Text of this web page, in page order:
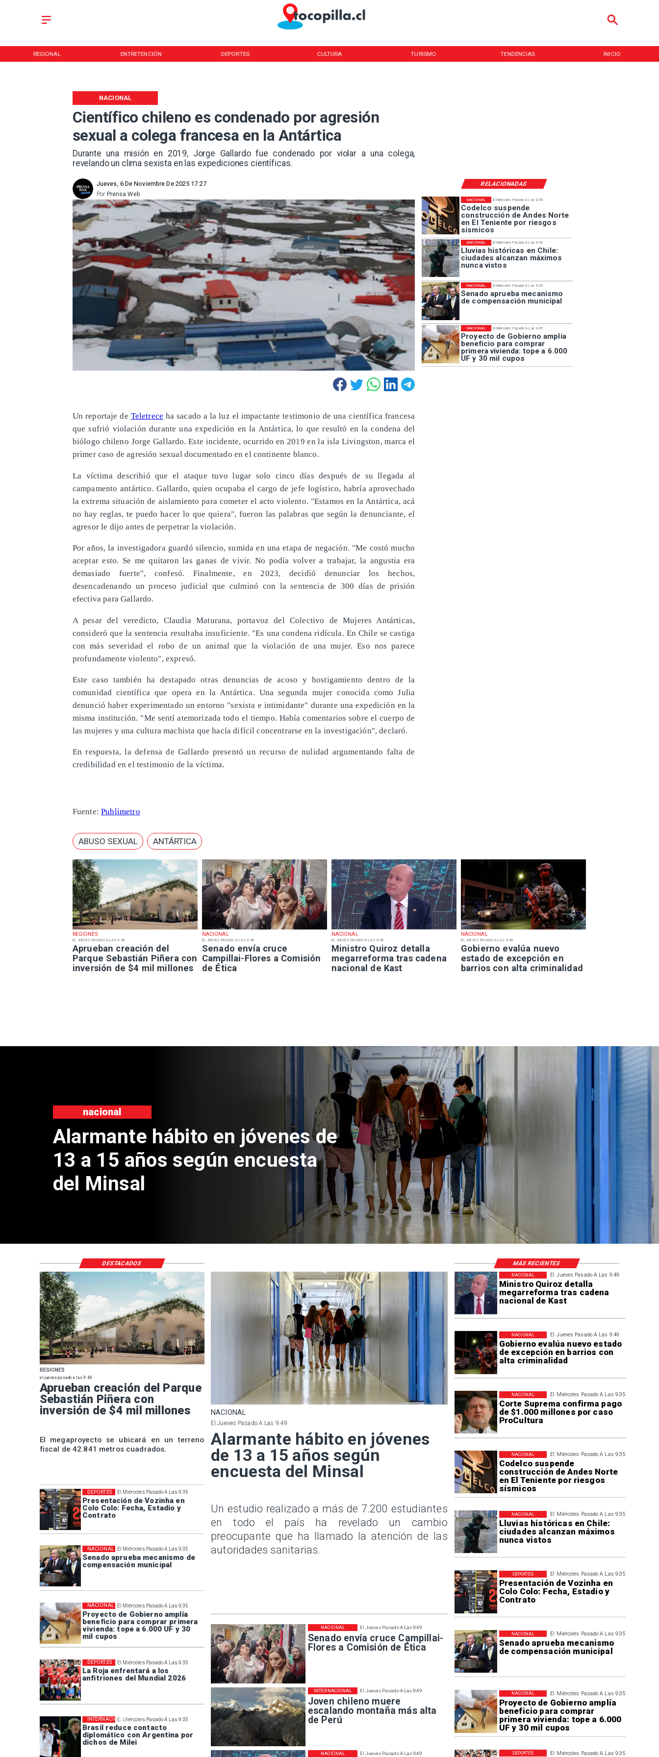
REGIONAL ENTRETENCIÓN DEPORTES CULTURA TURISMO TENDENCIAS INICIO
Científico chileno es condenado por agresión
sexual a colega francesa en la Antártica
Durante una misión en 2019, Jorge Gallardo fue condenado por violar a una colega,
revelando un clima sexista en las expediciones científicas.
NACIONAL
RELACIONADAS
Jueves, 6 De Noviembre De 2025 17:27
Prensa Web
Por
REGIONES
EL JUEVES PASADO A LAS 9:49
Aprueban creación del
Parque Sebastián Piñera con
inversión de $4 mil millones
NACIONAL
EL JUEVES PASADO A LAS 9:49
Senado envía cruce
Campillai-Flores a Comisión
de Ética
NACIONAL
EL JUEVES PASADO A LAS 9:49
Ministro Quiroz detalla
megarreforma tras cadena
nacional de Kast
NACIONAL
EL JUEVES PASADO A LAS 9:49
Gobierno evalúa nuevo
estado de excepción en
barrios con alta criminalidad
El Miércoles Pasado A Las 9:35
Codelco suspende
construcción de Andes Norte
en El Teniente por riesgos
sísmicos
NACIONAL
El Miércoles Pasado A Las 9:35
Lluvias históricas en Chile:
ciudades alcanzan máximos
nunca vistos
NACIONAL
El Miércoles Pasado A Las 9:35
Senado aprueba mecanismo
de compensación municipal
NACIONAL
El Miércoles Pasado A Las 9:35
Proyecto de Gobierno amplía
beneficio para comprar
primera vivienda: tope a 6.000
UF y 30 mil cupos
NACIONAL
Un reportaje de Teletrece ha sacado a la luz el impactante testimonio de una científica francesa
que sufrió violación durante una expedición en la Antártica, lo que resultó en la condena del
biólogo chileno Jorge Gallardo. Este incidente, ocurrido en 2019 en la isla Livingston, marca el
primer caso de agresión sexual documentado en el continente blanco.
La víctima describió que el ataque tuvo lugar solo cinco días después de su llegada al
campamento antártico. Gallardo, quien ocupaba el cargo de jefe logístico, habría aprovechado
la extrema situación de aislamiento para cometer el acto violento. "Estamos en la Antártica, acá
no hay reglas, te puedo hacer lo que quiera", fueron las palabras que según la denunciante, el
agresor le dijo antes de perpetrar la violación.
Por años, la investigadora guardó silencio, sumida en una etapa de negación. "Me costó mucho
aceptar esto. Se me quitaron las ganas de vivir. No podía volver a trabajar, la angustia era
demasiado fuerte", confesó. Finalmente, en 2023, decidió denunciar los hechos,
desencadenando un proceso judicial que culminó con la sentencia de 300 días de prisión
efectiva para Gallardo.
A pesar del veredicto, Claudia Maturana, portavoz del Colectivo de Mujeres Antárticas,
consideró que la sentencia resultaba insuficiente. "Es una condena ridícula. En Chile se castiga
con más severidad el robo de un animal que la violación de una mujer. Eso nos parece
profundamente violento", expresó.
Este caso también ha destapado otras denuncias de acoso y hostigamiento dentro de la
comunidad científica que opera en la Antártica. Una segunda mujer conocida como Julia
denunció haber experimentado un entorno "sexista e intimidante" durante una expedición en la
misma institución. "Me sentí atemorizada todo el tiempo. Había comentarios sobre el cuerpo de
las mujeres y una cultura machista que hacía difícil concentrarse en la investigación", declaró.
En respuesta, la defensa de Gallardo presentó un recurso de nulidad argumentando falta de
credibilidad en el testimonio de la víctima.
Fuente:Publimetro
ABUSO SEXUAL ANTÁRTICA
Aprueban creación del Parque
Sebastián Piñera con inversión
de $4 mil millones
El Jueves Pasado A Las 9:49
Ministro Quiroz detalla
megarreforma tras cadena
nacional de Kast
NACIONAL
El Jueves Pasado A Las 9:49
Gobierno evalúa nuevo estado
de excepción en barrios con
alta criminalidad
NACIONAL
El Miércoles Pasado A Las 9:35
Corte Suprema confirma pago
de $1.000 millones por caso
ProCultura
NACIONAL
El Miércoles Pasado A Las 9:35
Codelco suspende
construcción de Andes Norte
en El Teniente por riesgos
sísmicos
NACIONAL
El Miércoles Pasado A Las 9:35
Lluvias históricas en Chile:
ciudades alcanzan máximos
nunca vistos
NACIONAL
El Miércoles Pasado A Las 9:35
Presentación de Vozinha en
Colo Colo: Fecha, Estadio y
Contrato
DEPORTES
El Miércoles Pasado A Las 9:35
Senado aprueba mecanismo
de compensación municipal
NACIONAL
El Miércoles Pasado A Las 9:35
Proyecto de Gobierno amplía
beneficio para comprar
primera vivienda: tope a 6.000
UF y 30 mil cupos
NACIONAL
El Miércoles Pasado A Las 9:35
DEPORTES
El Miércoles Pasado A Las 9:35
Presentación de Vozinha en
Colo Colo: Fecha, Estadio y
Contrato
DEPORTES
El Miércoles Pasado A Las 9:35
Senado aprueba mecanismo de
compensación municipal
NACIONAL
El Miércoles Pasado A Las 9:35
Proyecto de Gobierno amplía
beneficio para comprar primera
vivienda: tope a 6.000 UF y 30
mil cupos
NACIONAL
El Miércoles Pasado A Las 9:35
La Roja enfrentará a los
anfitriones del Mundial 2026
DEPORTES
El Miércoles Pasado A Las 9:35
Brasil reduce contacto
diplomático con Argentina por
dichos de Milei
INTERNACIONAL
El Jueves Pasado A Las 9:49
Senado envía cruce Campillai-
Flores a Comisión de Ética
NACIONAL
El Jueves Pasado A Las 9:49
Joven chileno muere
escalando montaña más alta
de Perú
INTERNACIONAL
El Jueves Pasado A Las 9:49
NACIONAL
REGIONES
el jueves pasado a las 9:49
Aprueban creación del Parque
Sebastián Piñera con
inversión de $4 mil millones
El megaproyecto se ubicará en un terreno
fiscal de 42.841 metros cuadrados.
NACIONAL
El Jueves Pasado A Las 9:49
Alarmante hábito en jóvenes
de 13 a 15 años según
encuesta del Minsal
Un estudio realizado a más de 7.200 estudiantes
en todo el país ha revelado un cambio
preocupante que ha llamado la atención de las
autoridades sanitarias.
DESTACADOS MÁS RECIENTES